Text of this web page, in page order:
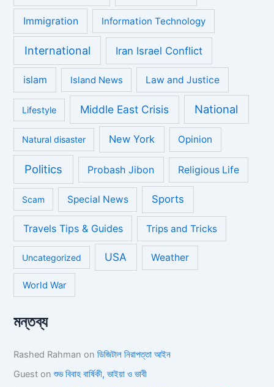
Immigration Information Technology
International Iran Israel Conflict
islam Island News Law and Justice
Lifestyle Middle East Crisis National
Natural disaster New York Opinion
Politics Probash Jibon Religious Life
Scam Special News Sports
Travels Tips & Guides Trips and Tricks
Uncategorized USA Weather
World War
মন্তব্য
Rashed Rahman onডিজিটাল নিরাপত্তা আইন
Guest onশুভ বিবাহ বার্ষিকী, ভাইয়া ও ভাবী